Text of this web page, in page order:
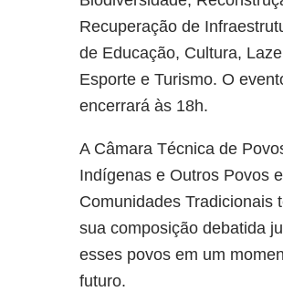
Recuperação de
de Educação, Cultura,
Esporte e Turismo. O
encerrará às 18h.
A Câmara Técnica de
Indígenas e Outros Povos e
Comunidades Tradicionais
sua composição debatida
esses povos em um
futuro.